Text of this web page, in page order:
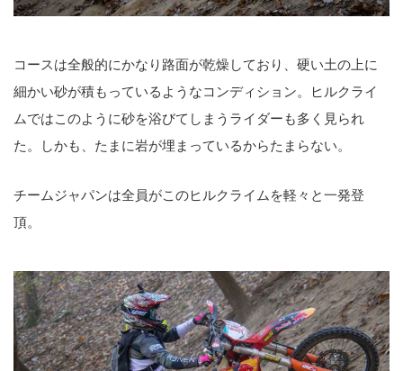
コースは全般的にかなり路面が乾燥しており、硬い土の上に
細かい砂が積もっているようなコンディション。ヒルクライ
ムではこのように砂を浴びてしまうライダーも多く見られ
た。しかも、たまに岩が埋まっているからたまらない。
チームジャパンは全員がこのヒルクライムを軽々と一発登
頂。